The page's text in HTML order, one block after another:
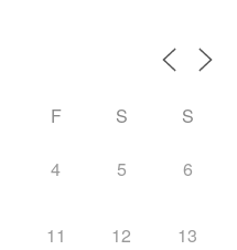
F S S
4 5 6
11 12 13